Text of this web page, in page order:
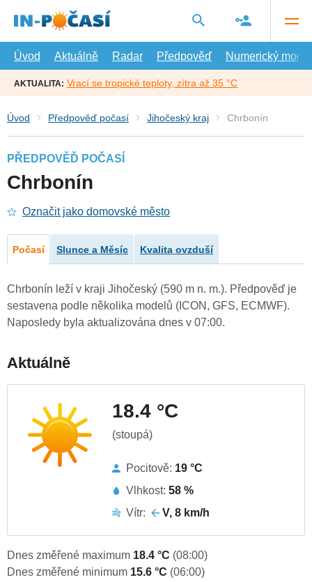
hlavní
Úvod
Aktuálně Radar Předpověď Numerický model
AKTUALITA: Vrací se tropické teploty, zítra až 35 °C
Úvod Předpověď počasí Jihočeský kraj Chrbonín
PŘEDPOVĚĎ POČASÍ
Chrbonín
Označit jako domovské město
Počasí Slunce a Měsíc Kvalita ovzduší
Chrbonín leží v kraji Jihočeský (590 m n. m.). Předpověď je
sestavena podle několika modelů (ICON, GFS, ECMWF).
Naposledy byla aktualizována dnes v 07:00.
Aktuálně
18.4 °C
(stoupá)
Pocitově: 19 °C
Vlhkost: 58 %
Vítr:
V, 8 km/h
Dnes změřené maximum 18.4 °C (08:00)
Dnes změřené minimum 15.6 °C (06:00)